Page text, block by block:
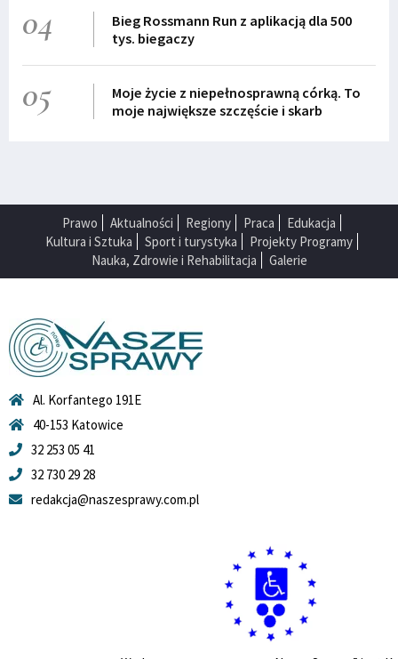
04
Bieg Rossmann Run z aplikacją dla 500
tys. biegaczy
05
Moje życie z niepełnosprawną córką. To
moje największe szczęście i skarb
Prawo Aktualności Regiony Praca
Edukacja
Kultura i Sztuka
Sport i turystyka
Projekty Programy
Nauka, Zdrowie i Rehabilitacja
Galerie
Al. Korfantego 191E
40-153 Katowice
32 253 05 41
32 730 29 28
redakcja@naszesprawy.com.pl